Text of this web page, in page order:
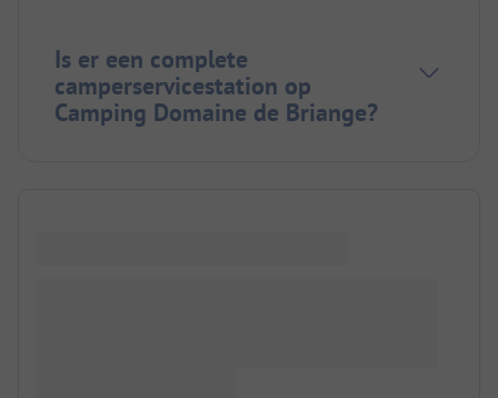
Is er een complete
camperservicestation op
Camping Domaine de Briange?